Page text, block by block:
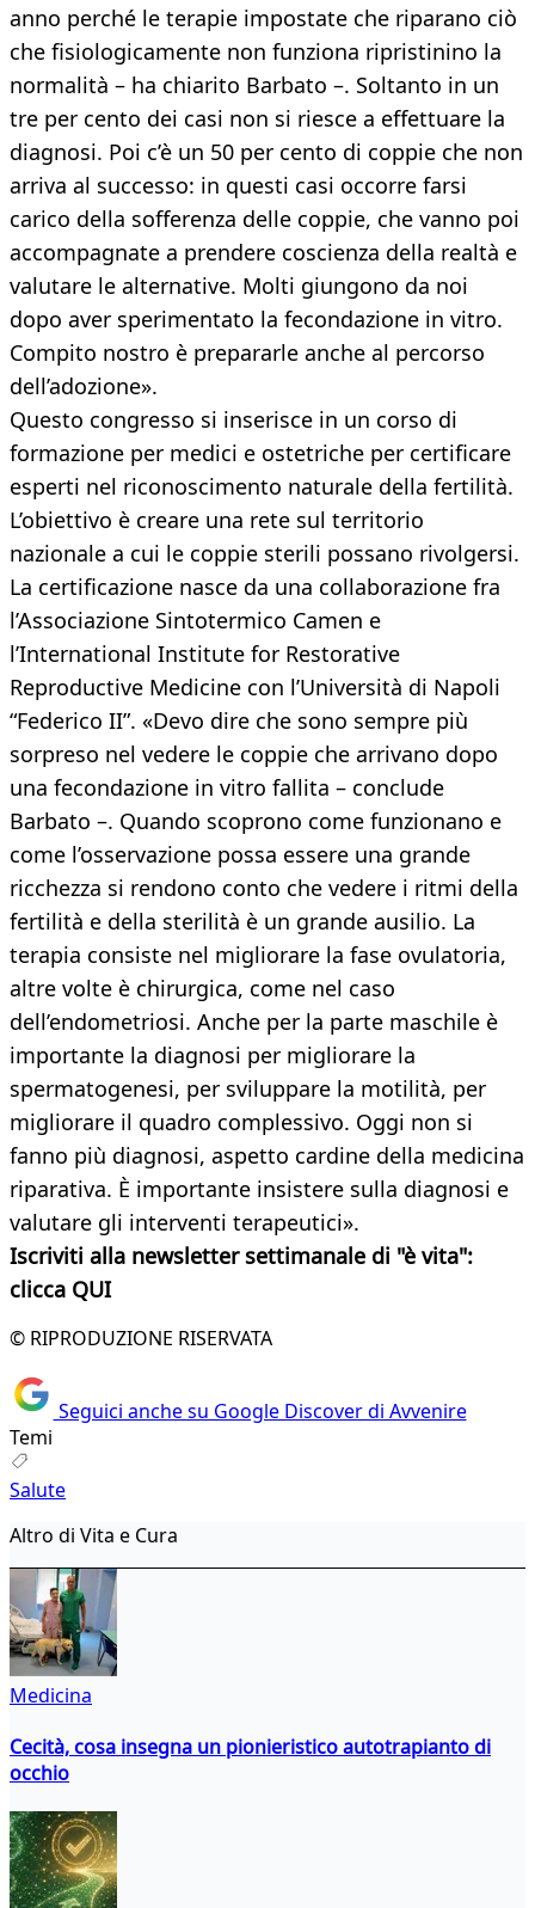
anno perché le terapie impostate che riparano ciò
che fisiologicamente non funziona ripristinino la
normalità – ha chiarito Barbato –. Soltanto in un
tre per cento dei casi non si riesce a effettuare la
diagnosi. Poi c’è un 50 per cento di coppie che non
arriva al successo: in questi casi occorre farsi
carico della sofferenza delle coppie, che vanno poi
accompagnate a prendere coscienza della realtà e
valutare le alternative. Molti giungono da noi
dopo aver sperimentato la fecondazione in vitro.
Compito nostro è prepararle anche al percorso
dell’adozione».
Questo congresso si inserisce in un corso di
formazione per medici e ostetriche per certificare
esperti nel riconoscimento naturale della fertilità.
L’obiettivo è creare una rete sul territorio
nazionale a cui le coppie sterili possano rivolgersi.
La certificazione nasce da una collaborazione fra
l’Associazione Sintotermico Camen e
l’International Institute for Restorative
Reproductive Medicine con l’Università di Napoli
“Federico II”. «Devo dire che sono sempre più
sorpreso nel vedere le coppie che arrivano dopo
una fecondazione in vitro fallita – conclude
Barbato –. Quando scoprono come funzionano e
come l’osservazione possa essere una grande
ricchezza si rendono conto che vedere i ritmi della
fertilità e della sterilità è un grande ausilio. La
terapia consiste nel migliorare la fase ovulatoria,
altre volte è chirurgica, come nel caso
dell’endometriosi. Anche per la parte maschile è
importante la diagnosi per migliorare la
spermatogenesi, per sviluppare la motilità, per
migliorare il quadro complessivo. Oggi non si
fanno più diagnosi, aspetto cardine della medicina
riparativa. È importante insistere sulla diagnosi e
valutare gli interventi terapeutici».
Iscriviti alla newsletter settimanale di "è vita":
clicca QUI
© RIPRODUZIONE RISERVATA
Seguici anche su Google Discover di Avvenire
Temi
Salute
Altro di Vita e Cura
Medicina
Cecità, cosa insegna un pionieristico autotrapianto di
occhio